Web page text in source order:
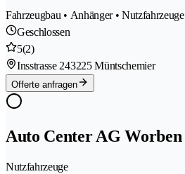
Fahrzeugbau • Anhänger • Nutzfahrzeuge
Geschlossen
5(2)
Insstrasse 243225 Müntschemier
Offerte anfragen
Auto Center AG Worben
Nutzfahrzeuge